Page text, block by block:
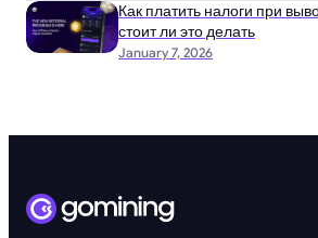
January 7, 2026
Как платить налоги при
стоит ли это делать